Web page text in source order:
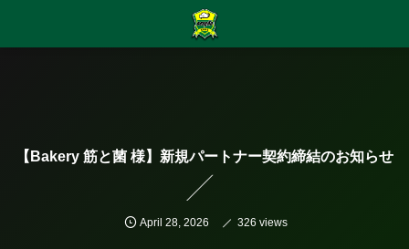
【Bakery 筋と菌 様】新規パートナー契約締結のお知らせ
April 28 ,2026 326 views